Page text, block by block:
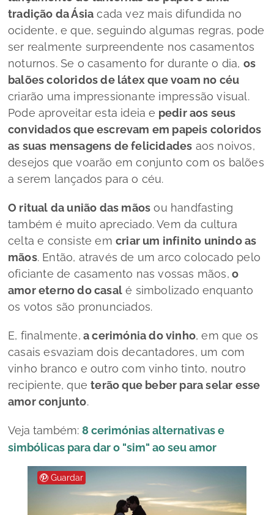
tradição da Ásia cada vez mais difundida no
ocidente, e que, seguindo algumas regras, pode
ser realmente surpreendente nos casamentos
noturnos. Se o casamento for durante o dia, os
balões coloridos de látex que voam no céu
criarão uma impressionante impressão visual.
Pode aproveitar esta ideia e pedir aos seus
convidados que escrevam em papeis coloridos
as suas mensagens de felicidades aos noivos,
desejos que voarão em conjunto com os balões
a serem lançados para o céu.
O ritual da união das mãos ou handfasting
também é muito apreciado. Vem da cultura
celta e consiste em criar um infinito unindo as
mãos. Então, através de um arco colocado pelo
oficiante de casamento nas vossas mãos, o
amor eterno do casal é simbolizado enquanto
os votos são pronunciados.
E, finalmente, a cerimónia do vinho, em que os
casais esvaziam dois decantadores, um com
vinho branco e outro com vinho tinto, noutro
recipiente, queterão que beber para selar esse
amor conjunto.
Veja também: 8 cerimónias alternativas e
simbólicas para dar o "sim" ao seu amor
Guardar